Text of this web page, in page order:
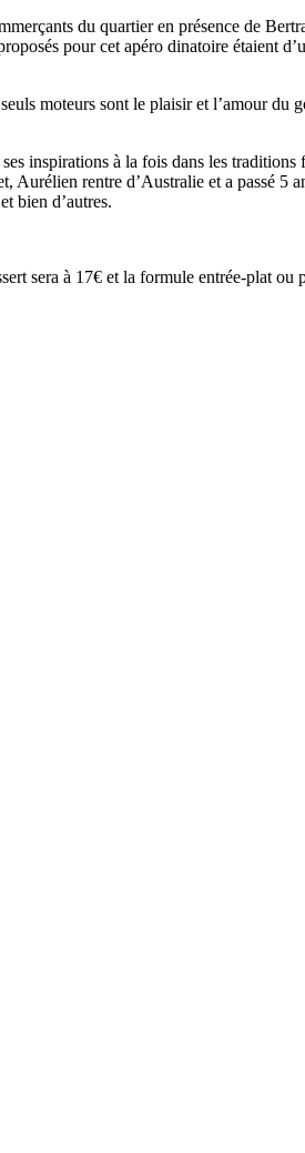
du quartier en présence de
pour cet apéro dinatoire étaient
moteurs sont le plaisir et l’amour du
inspirations à la fois dans les traditions
rentre d’Australie et a passé 5
bien d’autres.
sera à 17€ et la formule entrée-plat